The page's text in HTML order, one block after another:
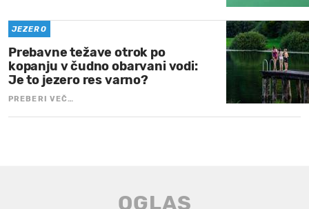
JEZERO
Prebavne težave otrok po
kopanju v čudno obarvani vodi:
Je to jezero res varno?
PREBERI VEČ…